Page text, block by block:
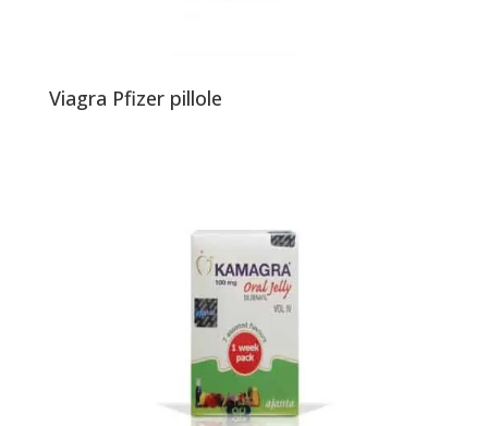
Viagra Pfizer pillole